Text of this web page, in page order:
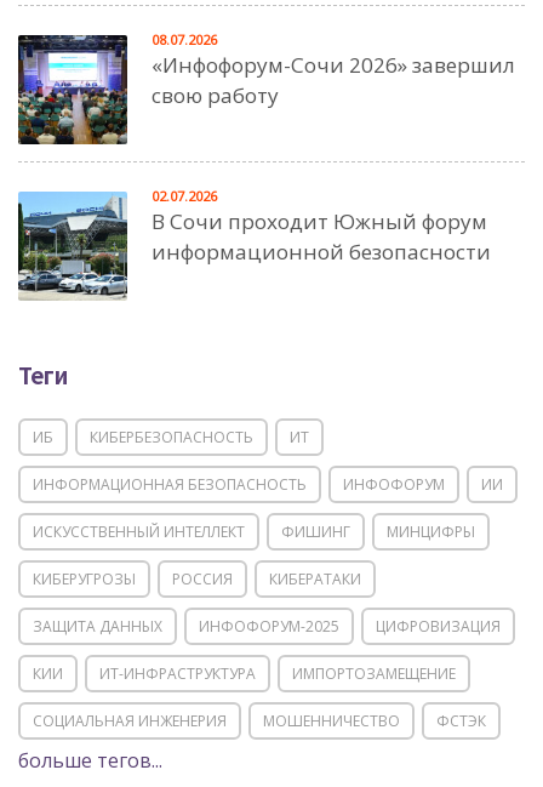
«Инфофорум-Сочи 2026» завершил
свою работу
08.07.2026
В Сочи проходит Южный форум
информационной безопасности
02.07.2026
Теги
ИБ КИБЕРБЕЗОПАСНОСТЬ ИТ
ИНФОРМАЦИОННАЯ БЕЗОПАСНОСТЬ ИНФОФОРУМ ИИ
ИСКУССТВЕННЫЙ ИНТЕЛЛЕКТ ФИШИНГ МИНЦИФРЫ
КИБЕРУГРОЗЫ РОССИЯ КИБЕРАТАКИ
ЗАЩИТА ДАННЫХ ИНФОФОРУМ-2025 ЦИФРОВИЗАЦИЯ
КИИ ИТ-ИНФРАСТРУКТУРА ИМПОРТОЗАМЕЩЕНИЕ
СОЦИАЛЬНАЯ ИНЖЕНЕРИЯ МОШЕННИЧЕСТВО ФСТЭК
POSITIVE TECHNOLOGIES
больше тегов...